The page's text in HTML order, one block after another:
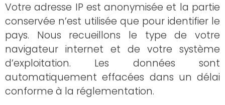
Votre adresse IP est anonymisée et la partie
conservée n’est utilisée que pour identifier le
pays. Nous recueillons le type de votre
navigateur internet et de votre système
d’exploitation. Les données sont
automatiquement effacées dans un délai
conforme à la réglementation.